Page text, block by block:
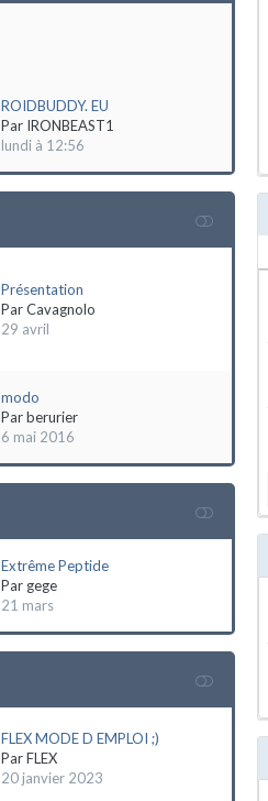
ROIDBUDDY. EU
Par IRONBEAST1
lundi à 12:56
Présentation
ParCavagnolo
29 avril
modo
Parberurier
6 mai 2016
Extrême Peptide
Par gege
21 mars
FLEX MODE D EMPLOI ;)
ParFLEX
20 janvier 2023